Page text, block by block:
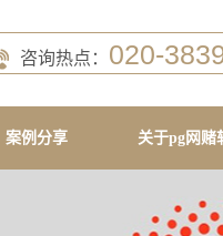
咨询热点： 020-
案例分享 关于pg网赌